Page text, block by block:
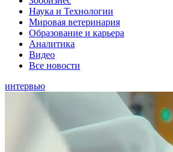
Наука и Технологии
Мировая ветеринария
Образование и карьера
Аналитика
Видео
Все новости
интервью